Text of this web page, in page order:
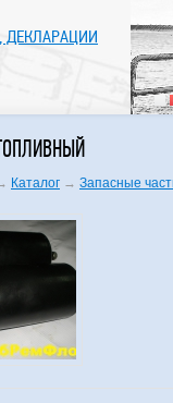
ДЕКЛАРАЦИИ
Каталог → Запасные